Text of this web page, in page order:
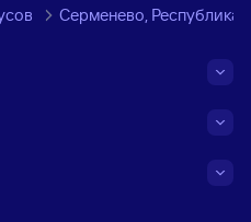
Серменево, Республика